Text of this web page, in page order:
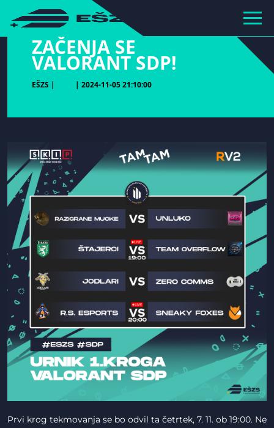
hihiiiiiiiiiii
ZAČENJA SE
VALORANT SDP!
EŠZS | | 2024-11-05 21:10:00
Prvi krog tekmovanja se bo odvil ta četrtek, 7. 11. ob 19:00. Ne